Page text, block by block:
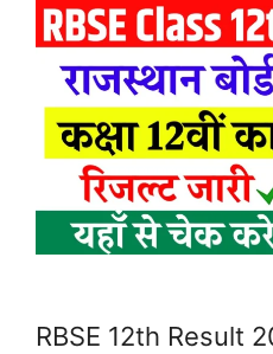
RBSE 12th Result